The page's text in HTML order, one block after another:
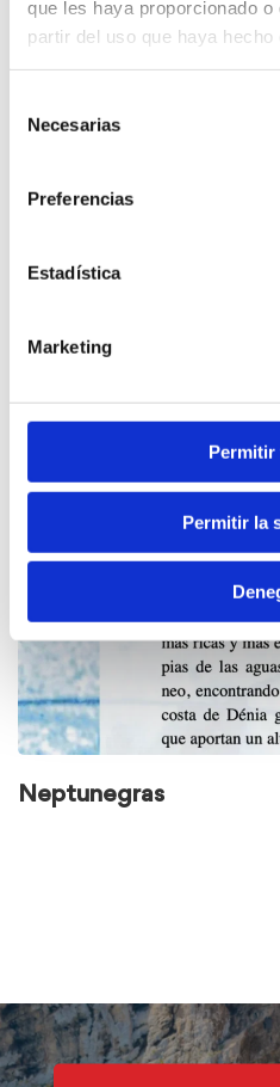
que les haya proporcionado o
partir del uso que haya hecho
Necesarias
Preferencias
Estadística
Marketing
Permitir
Permitir la
Tauchen in Dénia
Neptunegras